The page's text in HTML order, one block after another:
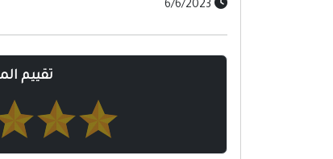
تقييم